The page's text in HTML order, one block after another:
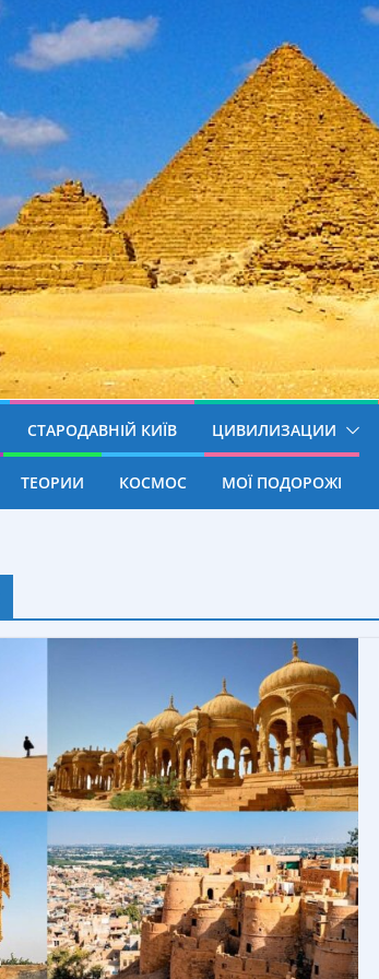
СТАРОДАВНІЙ КИЇВ ЦИВИЛИЗАЦИИ
ТЕОРИИ КОСМОС МОЇ ПОДОРОЖІ